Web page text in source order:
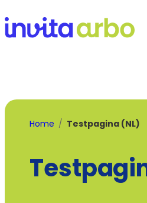
naar
inhoud
Home Testpagina (NL)